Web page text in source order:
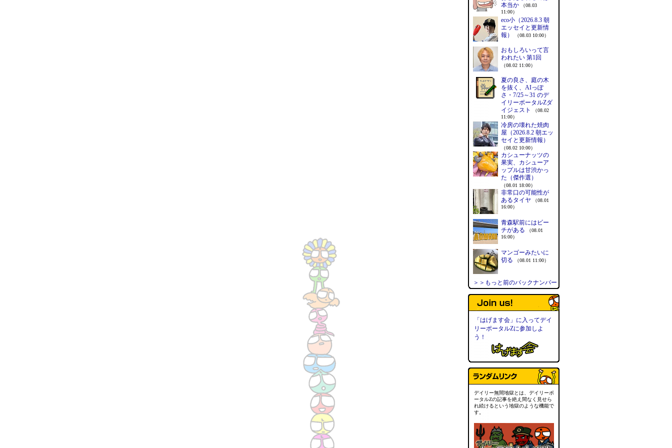
本当か
（08.03
11:00）
eco小（2026.8.3 朝
エッセイと更新情
報）
（08.03 10:00）
おもしろいって言
われたい 第1回
（08.02 11:00）
夏の良さ、庭の木
を抜く、AIっぽ
さ・7/25～31 のデ
イリーポータルZダ
イジェスト
（08.02
11:00）
冷房の壊れた焼肉
屋（2026.8.2 朝エッ
セイと更新情報）
（08.02 10:00）
カシューナッツの
果実、カシューア
ップルは甘渋かっ
た（傑作選）
（08.01 18:00）
非常口の可能性が
あるタイヤ
（08.01
16:00）
青森駅前にはビー
チがある
（08.01
16:00）
マンゴーみたいに
切る
（08.01 11:00）
＞＞もっと前のバックナンバー
「はげます会」に入ってデイ
リーポータルZに参加しよ
う！
デイリー無間地獄とは、デイリーポ
ータルZの記事を絶え間なく見せら
れ続けるという地獄のような機能で
す。